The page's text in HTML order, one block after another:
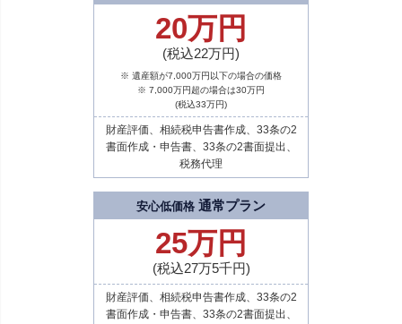
20万円
(税込22万円)
※ 遺産額が7,000万円以下の場合の価格
※ 7,000万円超の場合は30万円
(税込33万円)
財産評価、相続税申告書作成、33条の2
書面作成・申告書、33条の2書面提出、
税務代理
安心低価格 通常プラン
25万円
(税込27万5千円)
財産評価、相続税申告書作成、33条の2
書面作成・申告書、33条の2書面提出、